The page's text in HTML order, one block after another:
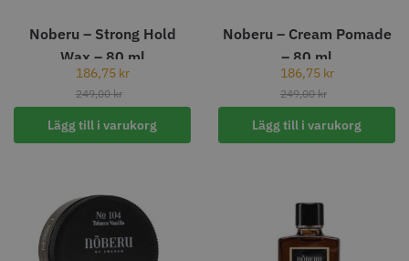
Noberu – Strong Hold
Wax – 80 ml
186,75 kr
249,00kr
Lägg till i varukorg
Noberu – Cream Pomade
– 80 ml
186,75 kr
249,00kr
Lägg till i varukorg
Comair toppapper vikta - 70 mm
x 50 mm - 500 st
59.00 kr
STORSÄLJARE
659.00 kr